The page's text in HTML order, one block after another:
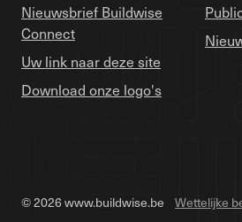
Nieuwsbrief Buildwise
Connect
Uw link naar deze site
Download onze logo's
© 2026 www.buildwise.be
Wettelijke